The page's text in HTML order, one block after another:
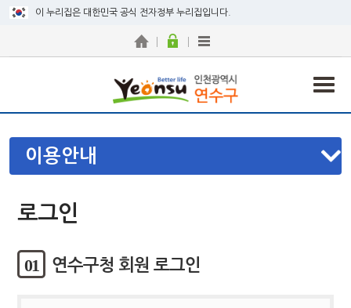
이 누리집은 대한민국 공식 전자정부 누리집입니다.
이용안내
로그인
01 연수구청 회원 로그인